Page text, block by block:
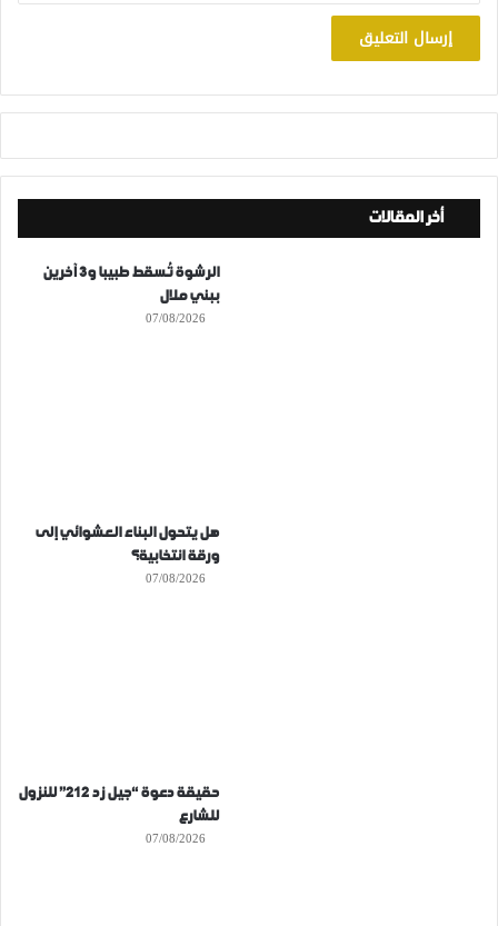
أخر المقالات
الرشوة تُسقط طبيبا و3 آخرين
ببني ملال
07/08/2026
هل يتحول البناء العشوائي إلى
ورقة انتخابية؟
07/08/2026
حقيقة دعوة “جيل زد 212” للنزول
للشارع
07/08/2026